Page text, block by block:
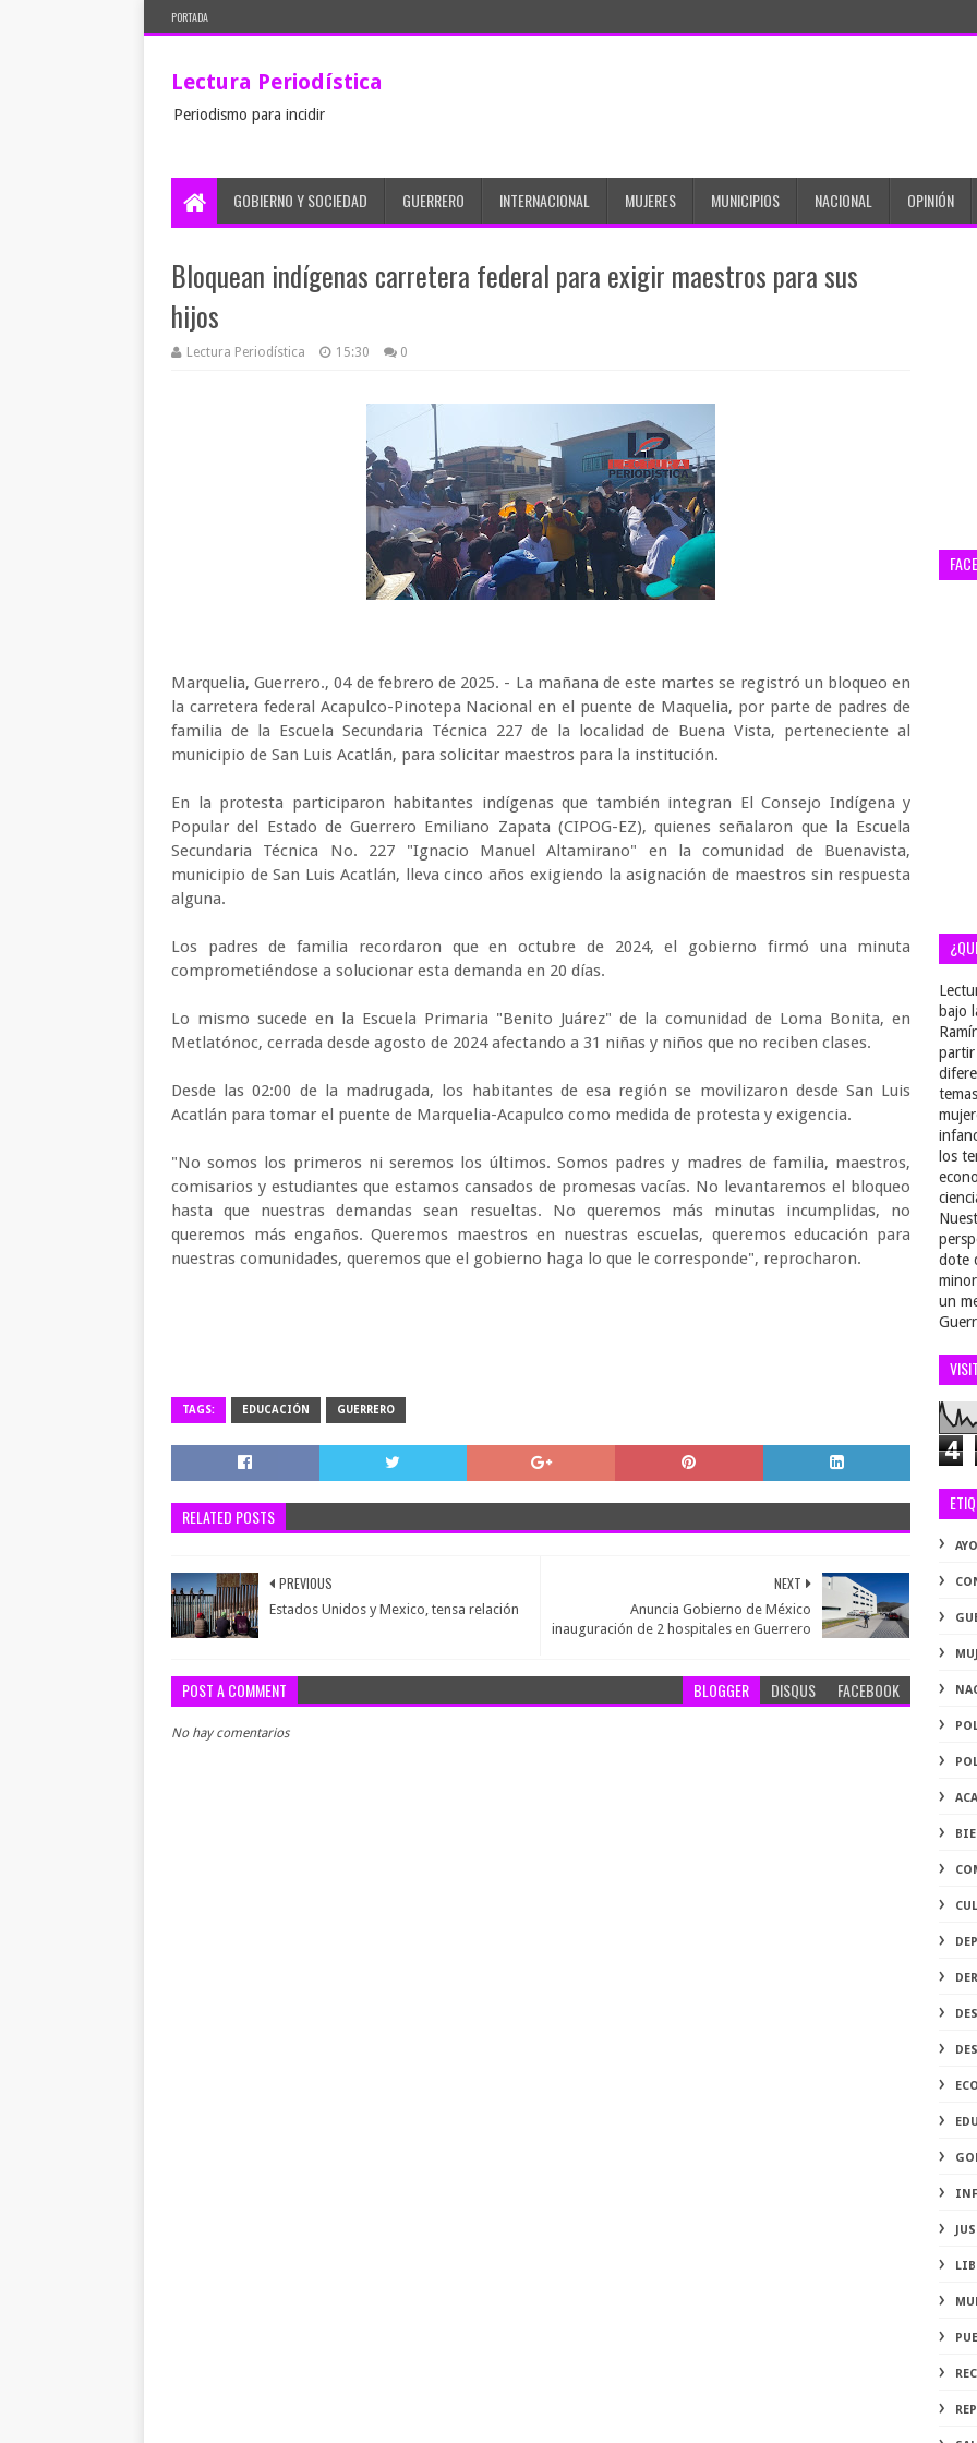
PORTADA
Lectura Periodística
Periodismo para incidir
GOBIERNO Y SOCIEDAD GUERRERO INTERNACIONAL MUJERES MUNICIPIOS NACIONAL OPINIÓN
Bloquean indígenas carretera federal para exigir maestros para sus
hijos
Lectura Periodística 15:30 0
Marquelia, Guerrero., 04 de febrero de 2025. - La mañana de este martes se registró un bloqueo en
la carretera federal Acapulco-Pinotepa Nacional en el puente de Maquelia, por parte de padres de
familia de la Escuela Secundaria Técnica 227 de la localidad de Buena Vista, perteneciente al
municipio de San Luis Acatlán, para solicitar maestros para la institución.
En la protesta participaron habitantes indígenas que también integran El Consejo Indígena y
Popular del Estado de Guerrero Emiliano Zapata (CIPOG-EZ), quienes señalaron que la Escuela
Secundaria Técnica No. 227 "Ignacio Manuel Altamirano" en la comunidad de Buenavista,
municipio de San Luis Acatlán, lleva cinco años exigiendo la asignación de maestros sin respuesta
alguna.
Los padres de familia recordaron que en octubre de 2024, el gobierno firmó una minuta
comprometiéndose a solucionar esta demanda en 20 días.
Lo mismo sucede en la Escuela Primaria "Benito Juárez" de la comunidad de Loma Bonita, en
Metlatónoc, cerrada desde agosto de 2024 afectando a 31 niñas y niños que no reciben clases.
Desde las 02:00 de la madrugada, los habitantes de esa región se movilizaron desde San Luis
Acatlán para tomar el puente de Marquelia-Acapulco como medida de protesta y exigencia.
"No somos los primeros ni seremos los últimos. Somos padres y madres de familia, maestros,
comisarios y estudiantes que estamos cansados de promesas vacías. No levantaremos el bloqueo
hasta que nuestras demandas sean resueltas. No queremos más minutas incumplidas, no
queremos más engaños. Queremos maestros en nuestras escuelas, queremos educación para
nuestras comunidades, queremos que el gobierno haga lo que le corresponde", reprocharon.
TAGS: EDUCACIÓN GUERRERO
RELATED POSTS
NEXT
Anuncia Gobierno de México
inauguración de 2 hospitales en Guerrero
PREVIOUS
Estados Unidos y Mexico, tensa relación
POST A COMMENT BLOGGER DISQUS FACEBOOK
No hay comentarios
bajo
partir
los
dote
un
4